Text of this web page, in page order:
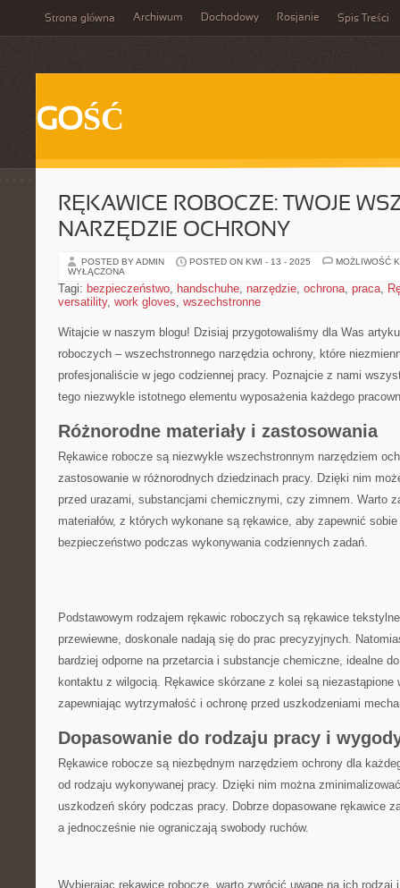
Strona główna Archiwum Dochodowy Rosjanie Spis Treści
GOŚĆ
RĘKAWICE ROBOCZE: TWOJE
NARZĘDZIE OCHRONY
POSTED BY ADMIN POSTED ON KWI - 13 - 2025
MOŻLIWOŚĆ
WYŁĄCZONA
Tagi: bezpieczeństwo, handschuhe, narzędzie, ochrona, praca,
versatility, work gloves, wszechstronne
Witajcie w naszym blogu! Dzisiaj przygotowaliśmy dla ⁣Was
roboczych – wszechstronnego narzędzia ochrony, które
profesjonaliście ⁢w jego codziennej pracy. Poznajcie z nami
tego⁣ niezwykle istotnego elementu wyposażenia‍ każdego
Różnorodne materiały‍ i zastosowania
Rękawice robocze⁤ są niezwykle wszechstronnym narzędziem
zastosowanie w‍ różnorodnych dziedzinach ⁢pracy. Dzięki nim
przed urazami, substancjami chemicznymi, czy zimnem. Warto
materiałów, z których wykonane są rękawice, aby zapewnić
bezpieczeństwo podczas wykonywania codziennych zadań.
Podstawowym rodzajem ⁣rękawic ⁢roboczych​ są rękawice
przewiewne, doskonale‌ nadają się do prac precyzyjnych.
bardziej odporne na przetarcia ⁣i substancje​ chemiczne, idealne
‌kontaktu z wilgocią. ⁤Rękawice skórzane z kolei‌ są niezastąpione
zapewniając wytrzymałość i ochronę przed ‌uszkodzeniami
Dopasowanie do rodzaju pracy i
Rękawice robocze są niezbędnym narzędziem​ ochrony dla
od rodzaju wykonywanej pracy. Dzięki nim można
uszkodzeń ⁤skóry podczas pracy. Dobrze dopasowane rękawice
a jednocześnie nie⁣ ograniczają swobody ruchów.
Wybierając rękawice robocze, ⁣warto zwrócić uwagę na ich rodzaj